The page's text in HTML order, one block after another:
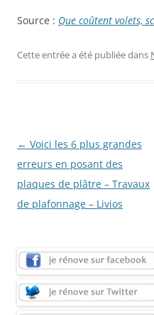
Source : Que coûtent volets,
Cette entrée a été publiée dans
Navigation
des
articles
← Voici les 6 plus grandes
erreurs en posant des
plaques de plâtre – Travaux
de plafonnage – Livios